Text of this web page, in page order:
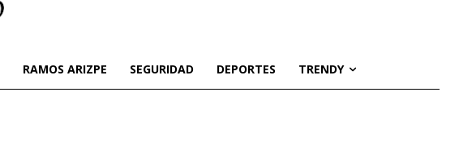
RAMOS ARIZPE SEGURIDAD DEPORTES TRENDY